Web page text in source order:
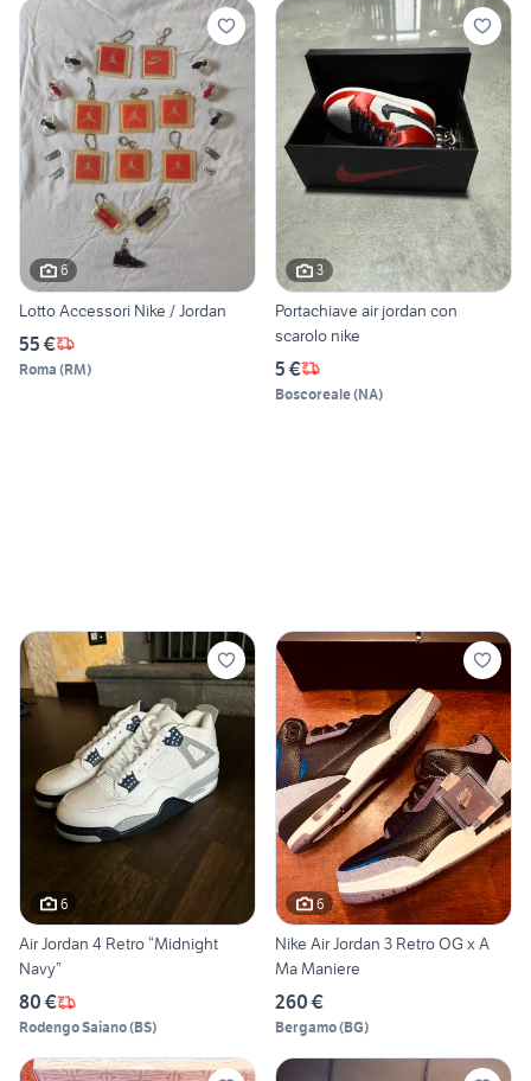
6
Lotto Accessori Nike / Jordan
55 €
Roma (RM)
3
Portachiave air jordan con
scarolo nike
5 €
Boscoreale(NA)
6
Air Jordan 4 Retro “Midnight
Navy”
80 €
Rodengo Saiano(BS)
6
Nike Air Jordan 3 Retro OG x A
Ma Maniere
260 €
Bergamo(BG)